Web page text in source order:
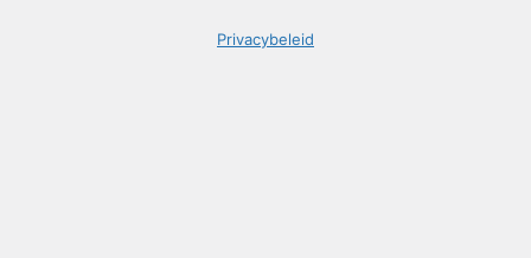
Privacybeleid